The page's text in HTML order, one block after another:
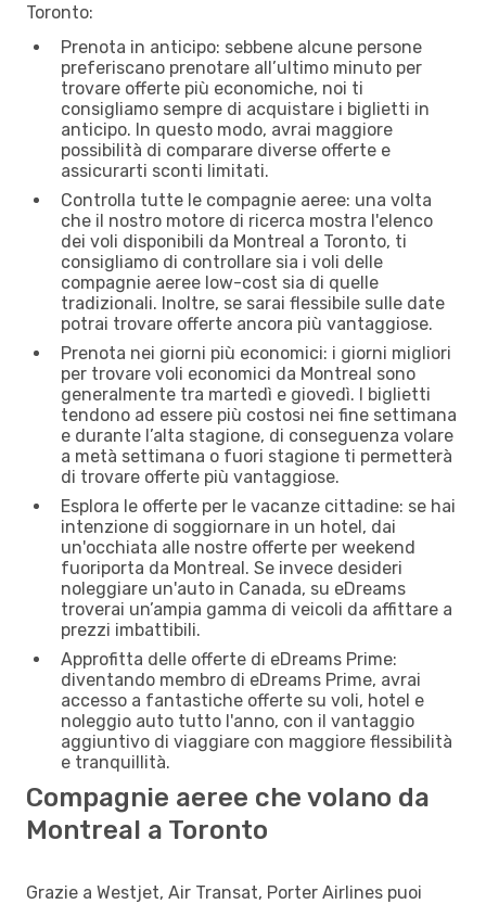
Toronto:
Prenota in anticipo: sebbene alcune persone
preferiscano prenotare all’ultimo minuto per
trovare offerte più economiche, noi ti
consigliamo sempre di acquistare i biglietti in
anticipo. In questo modo, avrai maggiore
possibilità di comparare diverse offerte e
assicurarti sconti limitati.
Controlla tutte le compagnie aeree: una volta
che il nostro motore di ricerca mostra l'elenco
dei voli disponibili da Montreal a Toronto, ti
consigliamo di controllare sia i voli delle
compagnie aeree low-cost sia di quelle
tradizionali. Inoltre, se sarai flessibile sulle date
potrai trovare offerte ancora più vantaggiose.
Prenota nei giorni più economici: i giorni migliori
per trovare voli economici da Montreal sono
generalmente tra martedì e giovedì. I biglietti
tendono ad essere più costosi nei fine settimana
e durante l’alta stagione, di conseguenza volare
a metà settimana o fuori stagione ti permetterà
di trovare offerte più vantaggiose.
Esplora le offerte per le vacanze cittadine: se hai
intenzione di soggiornare in un hotel, dai
un'occhiata alle nostre offerte per weekend
fuoriporta da Montreal. Se invece desideri
noleggiare un'auto in Canada, su eDreams
troverai un’ampia gamma di veicoli da affittare a
prezzi imbattibili.
Approfitta delle offerte di eDreams Prime:
diventando membro di eDreams Prime, avrai
accesso a fantastiche offerte su voli, hotel e
noleggio auto tutto l'anno, con il vantaggio
aggiuntivo di viaggiare con maggiore flessibilità
e tranquillità.
Compagnie aeree che volano da
Montreal a Toronto
Grazie a Westjet, Air Transat, Porter Airlines puoi